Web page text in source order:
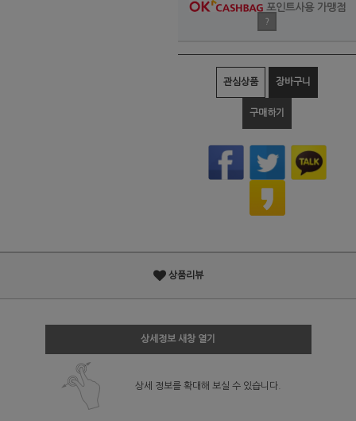
포인트사용 가맹점
?
관심상품 장바구니
구매하기
상품리뷰
상세정보 새창 열기
상세 정보를 확대해 보실 수 있습니다.